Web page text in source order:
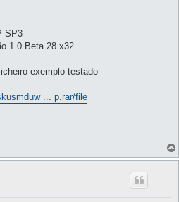
SP3
1.0 Beta 28 x32
exemplo testado
... p.rar/file